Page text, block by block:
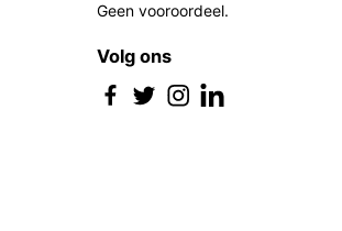
Geen vooroordeel.
Volg ons